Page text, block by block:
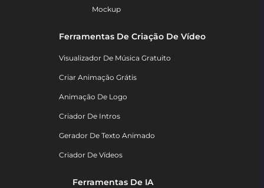
Mockup
Ferramentas De Criação De Vídeo
Visualizador De Música Gratuito
Criar Animação Grátis
Animação De Logo
Criador De Intros
Gerador De Texto Animado
Criador De Vídeos
Ferramentas De IA